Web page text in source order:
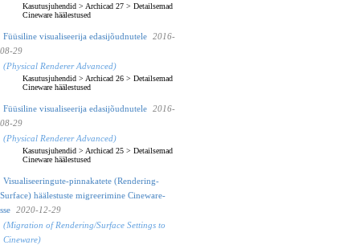
Kasutusjuhendid > Archicad 27 > Detailsemad
Cineware häälestused
Füüsiline visualiseerija edasijõudnutele
2016-
08-29
(Physical Renderer Advanced)
Kasutusjuhendid > Archicad 26 > Detailsemad
Cineware häälestused
Füüsiline visualiseerija edasijõudnutele
2016-
08-29
(Physical Renderer Advanced)
Kasutusjuhendid > Archicad 25 > Detailsemad
Cineware häälestused
Visualiseeringute-pinnakatete (Rendering-
Surface) häälestuste migreerimine Cineware-
sse
2020-12-29
(Migration of Rendering/Surface Settings to
Cineware)